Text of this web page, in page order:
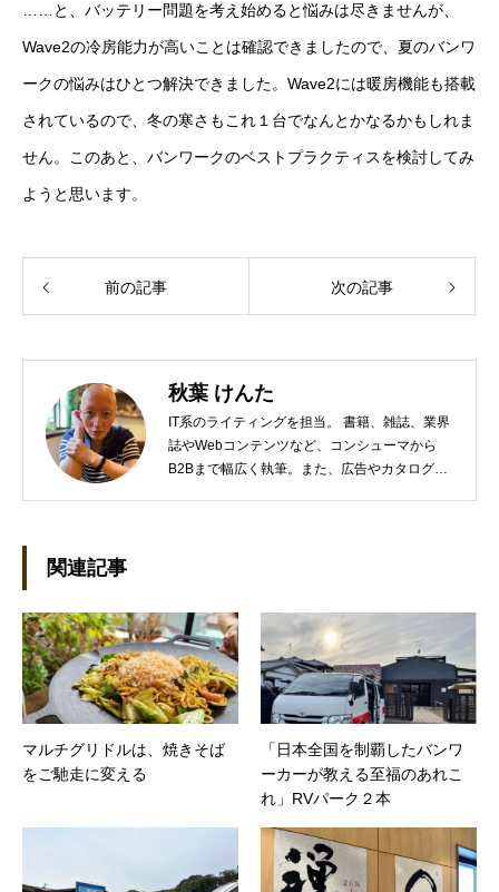
……と、バッテリー問題を考え始めると悩みは尽きませんが、
Wave2の冷房能力が高いことは確認できましたので、夏のバンワ
ークの悩みはひとつ解決できました。Wave2には暖房機能も搭載
されているので、冬の寒さもこれ１台でなんとかなるかもしれま
せん。このあと、バンワークのベストプラクティスを検討してみ
ようと思います。
前の記事 次の記事
秋葉 けんた
IT系のライティングを担当。 書籍、雑誌、業界
誌やWebコンテンツなど、コンシューマから
B2Bまで幅広く執筆。また、広告やカタログ、
ージ（SAN/NAS/LTO/SASなど）、セキュリテ
ィ（BIOS/UTM/情報漏えい対策/デザスタリカバ
リ/内部統制・コンプライアンス/ネットワーク
セキュリティ/メールセキュリティなど）、ネッ
トワーク（KVMスイッチ/グループウェア/サー
バ/資産管理/シンクライアント/ホスティングな
ど）、その他（.NET/BI/カタログ/各種戦略/導入
事例/パートナー取材など）…ほか、多数執筆。
●連絡先 メール：kenta@office-mica.com
関連記事
マルチグリドルは、焼きそば
をご馳走に変える
「日本全国を制覇したバンワ
ーカーが教える至福のあれこ
れ」RVパーク２本